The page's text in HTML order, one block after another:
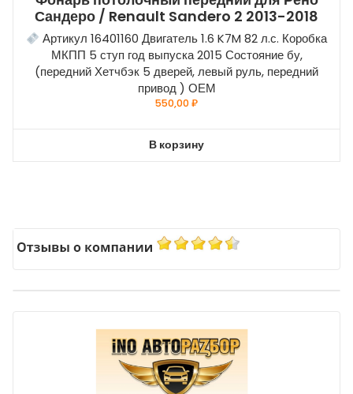
Сандеро / Renault Sandero 2 2013-2018
Артикул 16401160 Двигатель 1.6 K7M 82 л.с. Коробка
МКПП 5 ступ год выпуска 2015 Состояние бу,
(передний Хетчбэк 5 дверей, левый руль, передний
привод ) ОЕМ
550,00₽
В корзину